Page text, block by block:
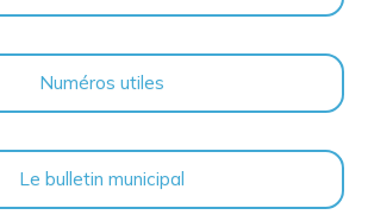
Numéros utiles
Le bulletin municipal